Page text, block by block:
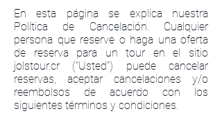
En esta página se explica nuestra
Política de Cancelación. Cualquier
persona que reserve o haga una oferta
de reserva para un tour en el sitio
jolstour.cr ("Usted") puede cancelar
reservas, aceptar cancelaciones y/o
reembolsos de acuerdo con los
siguientes términos y condiciones.